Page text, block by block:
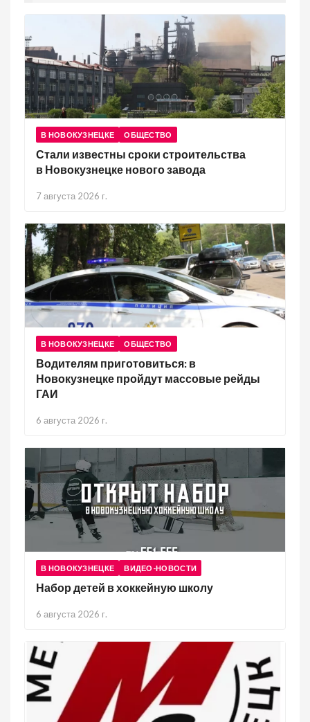
В НОВОКУЗНЕЦКЕ ОБЩЕСТВО
Стали известны сроки строительства
в Новокузнецке нового завода
7 августа 2026 г.
В НОВОКУЗНЕЦКЕ ОБЩЕСТВО
Водителям приготовиться: в
Новокузнецке пройдут массовые рейды
ГАИ
6 августа 2026 г.
В НОВОКУЗНЕЦКЕ ВИДЕО-НОВОСТИ
Набор детей в хоккейную школу
6 августа 2026 г.